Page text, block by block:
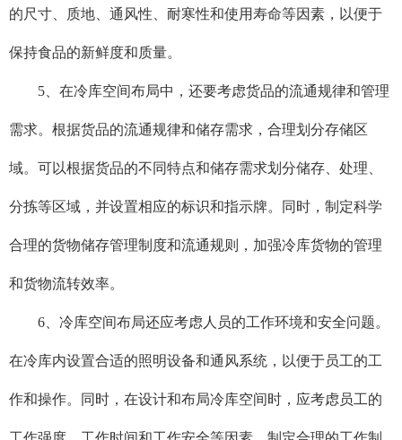
的尺寸、质地、通风性、耐寒性和使用寿命等因素，以便于
保持食品的新鲜度和质量。
5、 在冷库空间布局中，还要考虑货品的流通规律和管理
需求。根据货品的流通规律和储存需求，合理划分存储区
域。可以根据货品的不同特点和储存需求划分储存、处理、
分拣等区域，并设置相应的标识和指示牌。同时，制定科学
合理的货物储存管理制度和流通规则，加强冷库货物的管理
和货物流转效率。
6、 冷库空间布局还应考虑人员的工作环境和安全问题。
在冷库内设置合适的照明设备和通风系统，以便于员工的工
作和操作。同时，在设计和布局冷库空间时，应考虑员工的